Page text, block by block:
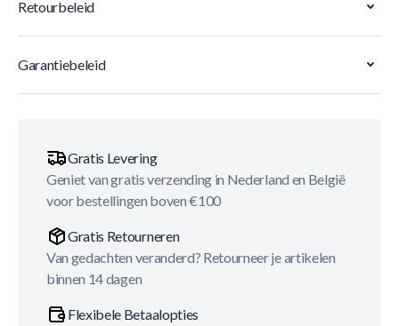
Retourbeleid
Garantiebeleid
Gratis Levering
Geniet van gratis verzending in Nederland en België
voor bestellingen boven €100
Gratis Retourneren
Van gedachten veranderd? Retourneer je artikelen
binnen 14 dagen
Flexibele Betaalopties